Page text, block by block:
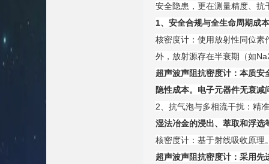
安全隐患，更在测量精度、抗
1、安全合规与全生命周期成
核密度计：使用放射性同位素
外，放射源存在半衰期（如
超声波声阻抗密度计：本质
隐性成本。电子元器件无衰减
2、抗气泡与多相流干扰：精
湿法冶金的浸出、萃取和浮选
核密度计：基于射线吸收原理
超声波声阻抗密度计：采用